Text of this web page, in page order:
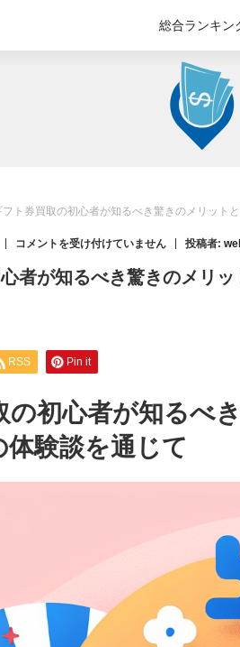
総合ランキン
フト券買取の初心者が知るべき驚きのメリット
ギ
券
買
が
知
る
驚
き
の
メ
リ
ッ
と
て
は
コメントを受け付けていません 投稿者:
者が知るべき驚きのメリ
RSS Pin it
の初心者が知るべ
験談を通じて